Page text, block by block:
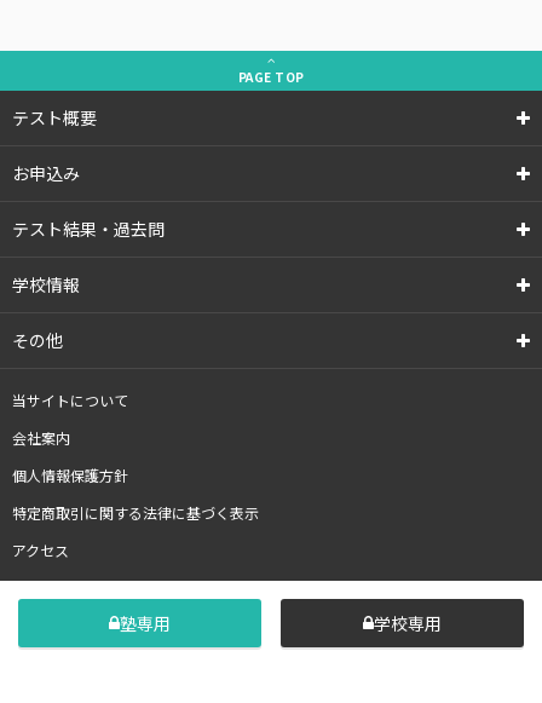
PAGE TOP
テスト概要
お申込み
テスト結果・過去問
学校情報
その他
当サイトについて
会社案内
個人情報保護方針
特定商取引に関する法律に基づく表示
アクセス
塾専用 学校専用